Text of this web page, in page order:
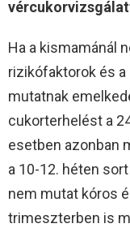
Ha a kismamánál
rizikófaktorok és
mutatnak
cukorterhelést a
esetben azonban
a 10-12. héten
nem mutat kóros
trimeszterben is